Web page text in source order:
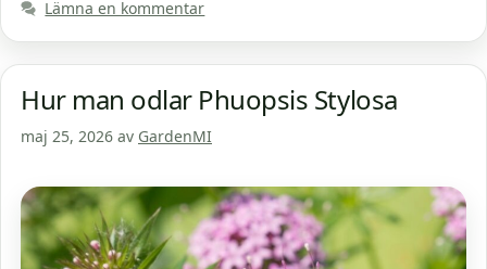
Lämna en kommentar
Hur man odlar Phuopsis Stylosa
maj 25, 2026 av GardenMI